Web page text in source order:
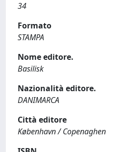
34
Formato
STAMPA
Nome editore.
Basilisk
Nazionalità editore.
DANIMARCA
Città editore
København / Copenaghen